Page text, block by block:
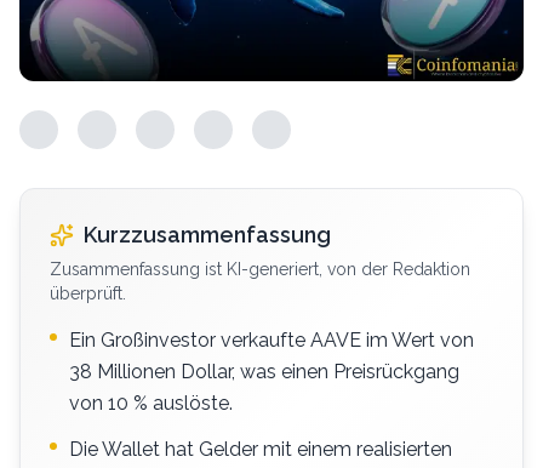
Kurzzusammenfassung
Zusammenfassung ist KI-generiert, von der Redaktion
überprüft.
Ein Großinvestor verkaufte AAVE im Wert von
38 Millionen Dollar, was einen Preisrückgang
von 10 % auslöste.
Die Wallet hat Gelder mit einem realisierten